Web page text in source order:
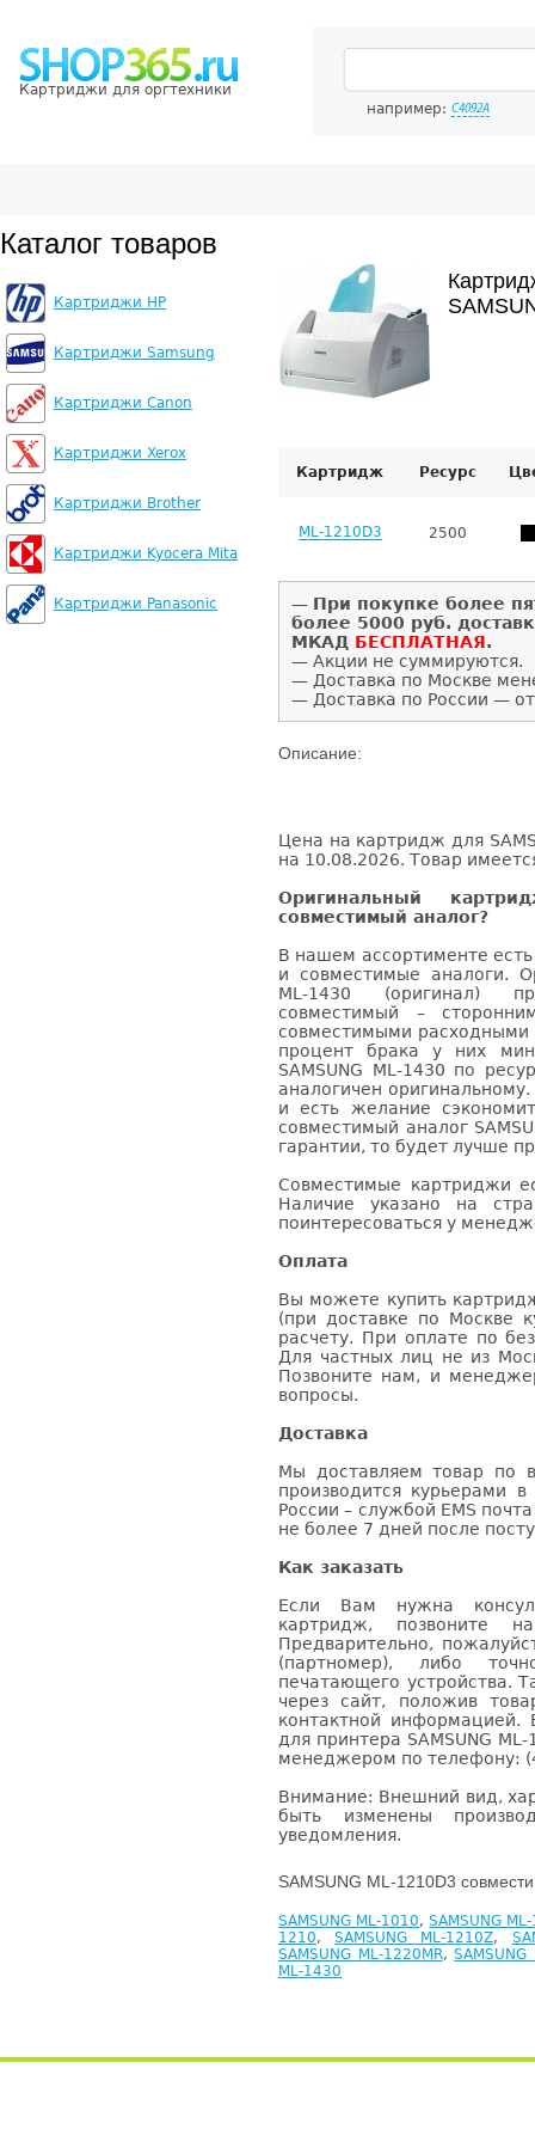
Картриджи для оргтехники
например: C4092A
Каталог товаров
Картриджи HP
Картриджи Samsung
Картриджи Canon
Картриджи Xerox
Картриджи Brother
Картриджи Kyocera Mita
Картриджи Panasonic
Картридж Ресурс
ML-1210D3 2500
— При покупке более
более 5000 руб.
МКАД БЕСПЛАТНАЯ.
— Акции не суммируются.
— Доставка по Москве
— Доставка по России —
Описание:
Цена на картридж для
на 10.08.2026. Товар
Оригинальный
совместимый аналог?
В нашем ассортименте
и совместимые аналоги.
ML-1430 (оригинал)
совместимый –
совместимыми расходными
процент брака у них
SAMSUNG ML-1430 по
аналогичен
и есть желание
совместимый аналог
гарантии, то будет лучше
Совместимые картриджи
Наличие указано на
поинтересоваться у
Оплата
Вы можете купить
(при доставке по Москве
расчету. При оплате по
Для частных лиц не из
Позвоните нам, и
вопросы.
Доставка
Мы доставляем товар по
производится курьерами
России – службой EMS
не более 7 дней после
Как заказать
Если Вам нужна
картридж, позвоните
Предварительно,
(партномер), либо
печатающего устройства.
через сайт, положив
контактной информацией.
для принтера SAMSUNG
менеджером по телефону:
Внимание: Внешний вид,
быть изменены
уведомления.
SAMSUNG ML-1210D3
SAMSUNG ML-1010,SAMSUNG
1210,SAMSUNG ML-1210Z,
SAMSUNG ML-1220MR,
ML-1430